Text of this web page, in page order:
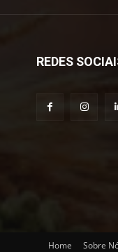
REDES
Home Sobre